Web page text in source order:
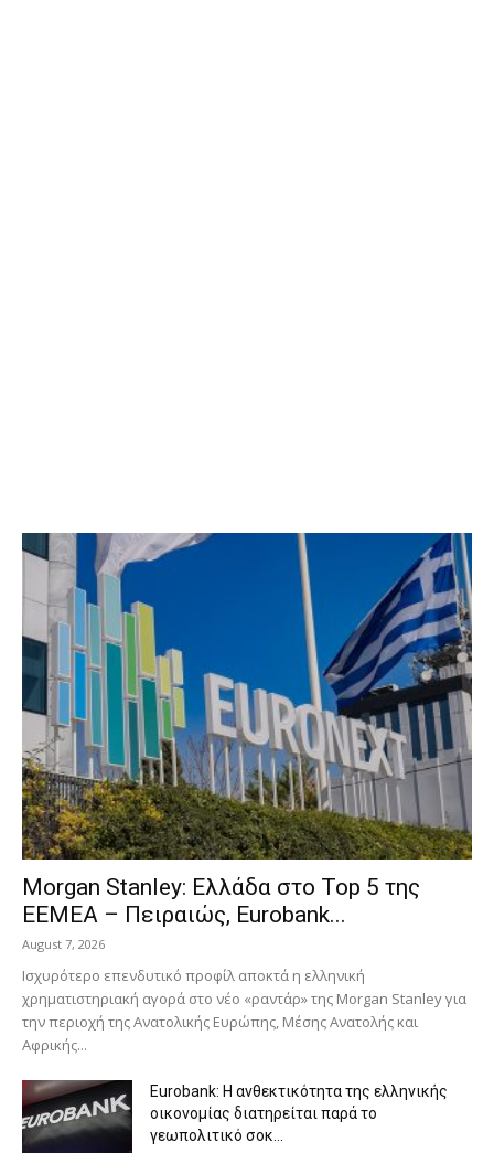
Morgan Stanley: Ελλάδα στο Top 5 της
EEMEA – Πειραιώς, Eurobank...
August 7, 2026
Ισχυρότερο επενδυτικό προφίλ αποκτά η ελληνική
χρηματιστηριακή αγορά στο νέο «ραντάρ» της Morgan Stanley για
την περιοχή της Ανατολικής Ευρώπης, Μέσης Ανατολής και
Αφρικής...
Eurobank: Η ανθεκτικότητα της ελληνικής
οικονομίας διατηρείται παρά το
γεωπολιτικό σοκ...